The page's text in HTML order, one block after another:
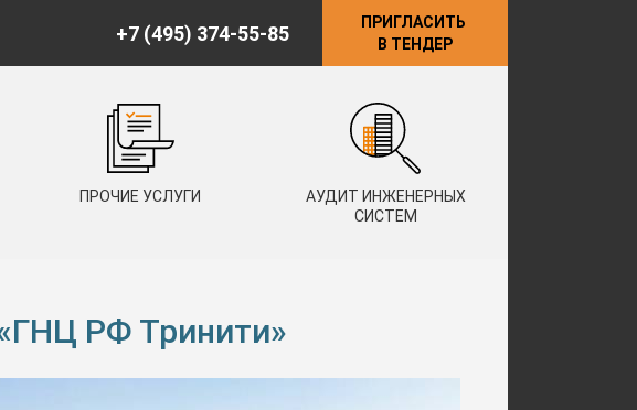
+7 (495) 374-55-85
ПРИГЛАСИТЬ
В ТЕНДЕР
ПРОЧИЕ УСЛУГИ
АУДИТ ИНЖЕНЕРНЫХ
СИСТЕМ
РФ Тринити»